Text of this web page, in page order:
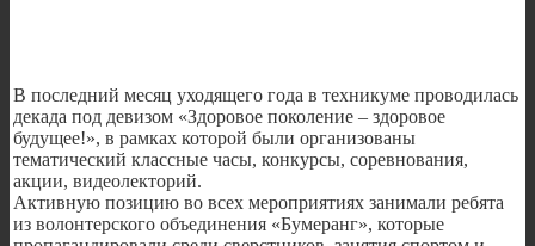
В последний месяц уходящего года в техникуме проводилась
декада под девизом «Здоровое поколение – здоровое
будущее!», в рамках которой были организованы
тематический классные часы, конкурсы, соревнования,
акции, видеолекторий.
Активную позицию во всех мероприятиях занимали ребята
из волонтерского объединения «Бумеранг», которые